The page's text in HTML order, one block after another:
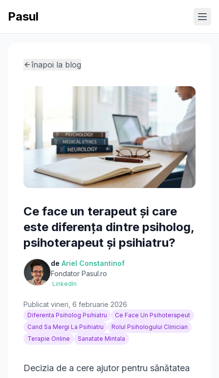
Pasul
înapoi la blog
Ce face un terapeut și care
este diferența dintre psiholog,
psihoterapeut și psihiatru?
de Ariel Constantinof
Fondator Pasul.ro
·LinkedIn
Publicat vineri, 6 februarie 2026
Diferenta Psiholog Psihiatru
Ce Face Un Psihoterapeut
Cand Sa Mergi La Psihiatru
Rolul Psihologului Clinician
Terapie Online
Sanatate Mintala
Decizia de a cere ajutor pentru sănătatea